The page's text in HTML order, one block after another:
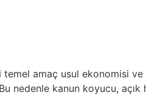
amaç usul ekonomisi
kanun koyucu, açık